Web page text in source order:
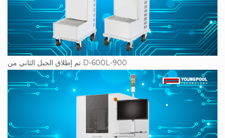
تم إطلاق الجيل الثاني من D-600L-900